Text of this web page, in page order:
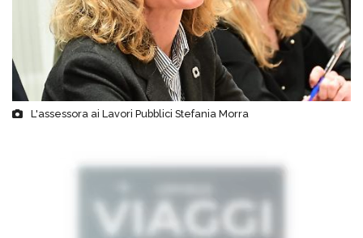
L'assessora ai Lavori Pubblici Stefania Morra